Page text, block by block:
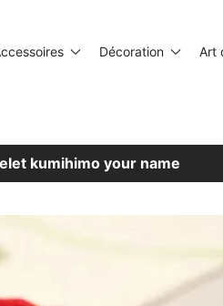
Décoration Art
kumihimo your name